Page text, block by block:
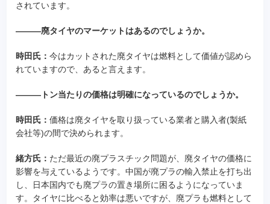
されています。
―――廃タイヤのマーケットはあるのでしょうか。
時田氏： 今はカットされた廃タイヤは燃料として価値が認めら
れていますので、あると言えます。
―――トン当たりの価格は明確になっているのでしょうか。
時田氏： 価格は廃タイヤを取り扱っている業者と購入者(製紙
会社等)の間で決められます。
緒方氏： ただ最近の廃プラスチック問題が、廃タイヤの価格に
影響を与えているようです。中国が廃プラの輸入禁止を打ち出
し、日本国内でも廃プラの置き場所に困るようになっていま
す。タイヤに比べると効率は悪いですが、廃プラも燃料として